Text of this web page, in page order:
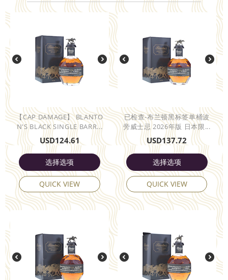
【CAP DAMAGE】 BLANTO
N'S BLACK SINGLE BARR...
USD124.61
选择选项
QUICK VIEW
已检查-布兰顿黑标签单桶波
旁威士忌 2026年版 日本限...
USD137.72
选择选项
QUICK VIEW